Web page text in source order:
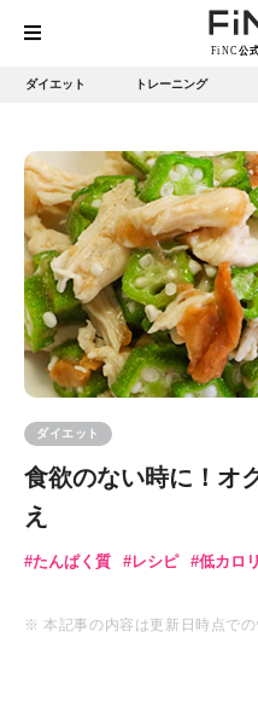
ダイエット トレーニング
ダイエット
食欲のない時に！オ
え
たんぱく質 レシピ 低カロ
※ 本記事の内容は更新日時点での